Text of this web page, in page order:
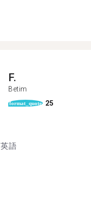
F.
Betim
format_quote 25
英語